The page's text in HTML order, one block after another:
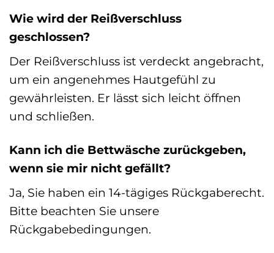
Wie wird der Reißverschluss
geschlossen?
Der Reißverschluss ist verdeckt angebracht,
um ein angenehmes Hautgefühl zu
gewährleisten. Er lässt sich leicht öffnen
und schließen.
Kann ich die Bettwäsche zurückgeben,
wenn sie mir nicht gefällt?
Ja, Sie haben ein 14-tägiges Rückgaberecht.
Bitte beachten Sie unsere
Rückgabebedingungen.